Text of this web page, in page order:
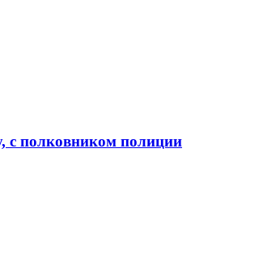
с полковником полиции